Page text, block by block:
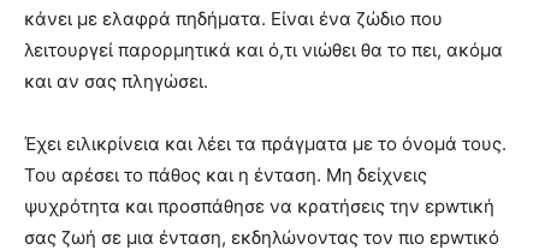
κάνει με ελαφρά πηδήματα. Είναι ένα ζώδιο που
λειτουργεί παρορμητικά και ό,τι νιώθει θα το πει, ακόμα
και αν σας πληγώσει.
Έχει ειλικρίνεια και λέει τα πράγματα με το όνομά τους.
Του αρέσει το πάθος και η ένταση. Μη δείχνεις
ψυχρότητα και προσπάθησε να κρατήσεις την εpwτική
σας ζωή σε μια ένταση, εκδηλώνοντας τον πιο εpwτικό